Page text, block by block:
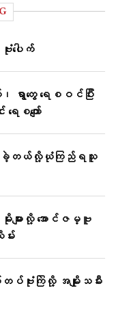
ပေါက်
ရွာတွေ ရေစဝင်ပြီး
စကျော်
တယ်လို့ယုံကြည်ရသူ
များလို့ အောင်ဇမ္ဗူ
း
ဗုံးကြဲလို့ အမျိုးသမီး